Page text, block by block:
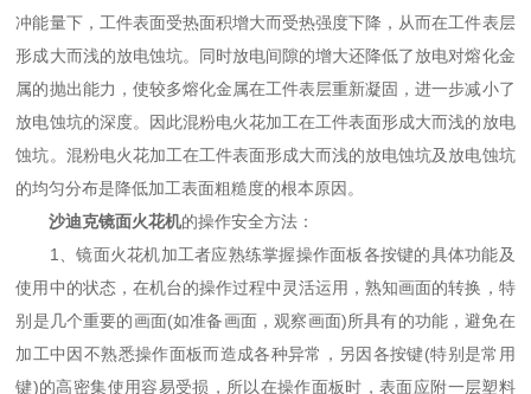
冲能量下，工件表面受热面积增大而受热强度下降，从而在工件表层
形成大而浅的放电蚀坑。同时放电间隙的增大还降低了放电对熔化金
属的抛出能力，使较多熔化金属在工件表层重新凝固，进一步减小了
放电蚀坑的深度。因此混粉电火花加工在工件表面形成大而浅的放电
蚀坑。混粉电火花加工在工件表面形成大而浅的放电蚀坑及放电蚀坑
的均匀分布是降低加工表面粗糙度的根本原因。
沙迪克镜面火花机的操作安全方法：
1、镜面火花机加工者应熟练掌握操作面板各按键的具体功能及
使用中的状态，在机台的操作过程中灵活运用，熟知画面的转换，特
别是几个重要的画面(如准备画面，观察画面)所具有的功能，避免在
加工中因不熟悉操作面板而造成各种异常，另因各按键(特别是常用
键)的高密集使用容易受损，所以在操作面板时，表面应附一层塑料